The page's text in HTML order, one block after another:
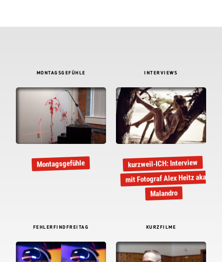
MONTAGSGEFÜHLE
Montagsgefühle
INTERVIEWS
kurzweil-ICH: Interview
mit Fotograf Alex Heitz aka
Malandro
FEHLERFINDFREITAG KURZFILME